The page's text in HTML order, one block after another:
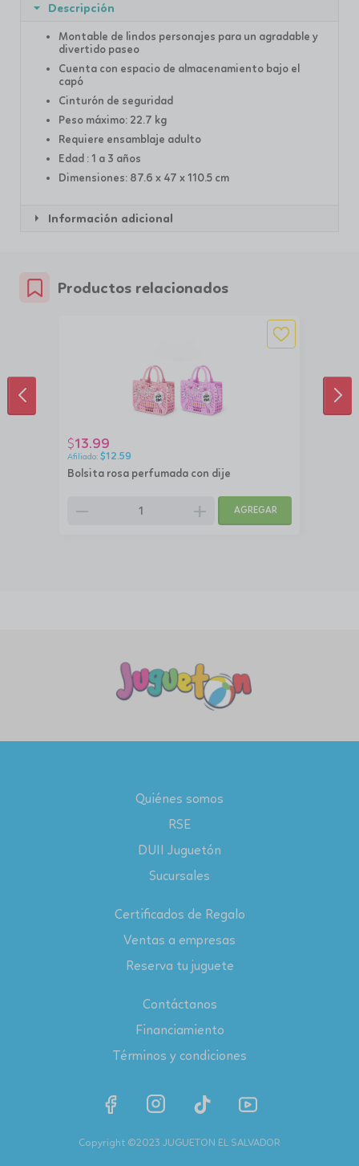
Descripción
Montable de lindos personajes para un agradable y
divertido paseo
Cuenta con espacio de almacenamiento bajo el
capó
Cinturón de seguridad
Peso máximo: 22.7 kg
Requiere ensamblaje adulto
Edad : 1 a 3 años
Dimensiones: 87.6 x 47 x 110.5 cm
Información adicional
Productos relacionados
Bolsita rosa perfumada con dije
$13.99
$12.59
remove add AGREGAR
ANTERIOR
Quiénes somos
RSE
DUII Juguetón
Sucursales
Certificados de Regalo
Ventas a empresas
Reserva tu juguete
Contáctanos
Financiamiento
Términos y condiciones
Copyright ©2023 JUGUETON EL SALVADOR